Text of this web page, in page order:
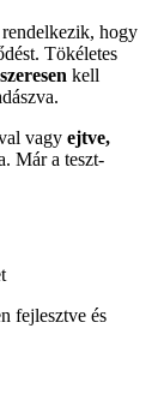
hogy
Tökéletes
kell
vagy ejtve,
Már a teszt-
fejlesztve és